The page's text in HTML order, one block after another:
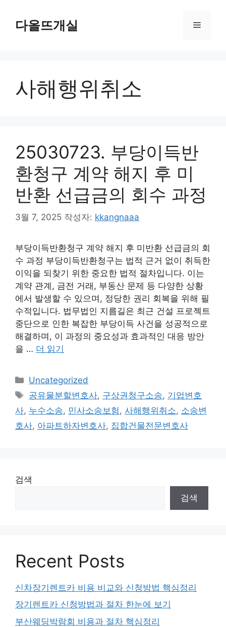
다올뜨개실 메
사해행위취소
25030723. 부당이득반
환청구 계약 해지 후 미
반환 선급금의 회수 과정
3월 7, 2025 작성자: kkangnaaa
부당이득반환청구 계약 해지 후 미반환 선급금의 회
수 과정 부당이득반환청구는 법적 근거 없이 취득한
이익을 되찾기 위한 중요한 법적 절차입니다. 이는
계약 관계, 금전 거래, 부동산 문제 등 다양한 상황
에서 발생할 수 있으며, 정당한 권리 회복을 위해 필
수적입니다. 법무법인 지름길은 최근 건설 프로젝트
중단으로 인한 복잡한 부당이득 사건을 성공적으로
해결하며, 이 과정의 중요성과 효과적인 대응 방안
을 … 더 읽기
카
테
고
리
Uncategorized
태
그
공유물분할변호사, 구상권청구소송, 기업변호
사, 누수소송, 민사소송보험 , 사해행위취소, 소송변
호사, 아파트하자변호사, 집합건물전문변호사
검색
검색
Recent Posts
신차장기렌트카 비용 비교와 신청방법 핵심정리
장기렌트카 신청방법과 절차 한눈에 보기
부산웨딩박람회 비용과 절차 핵심정리